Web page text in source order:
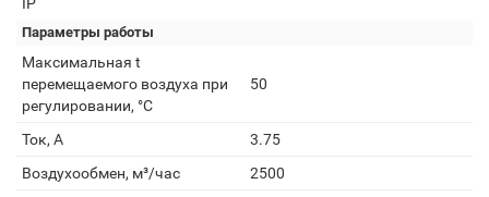
Параметры работы
Максимальная t
перемещаемого воздуха при
регулировании, °C
50
Ток, А
3.75
Воздухообмен, м³/час
2500